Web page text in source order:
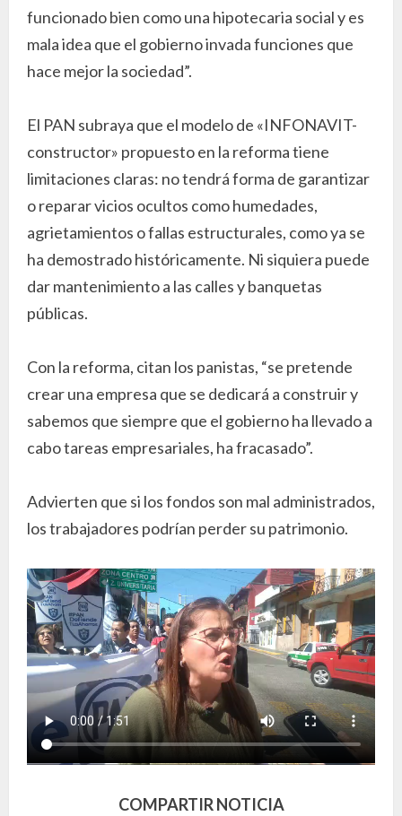
funcionado bien como una hipotecaria social y es
mala idea que el gobierno invada funciones que
hace mejor la sociedad”.
El PAN subraya que el modelo de «INFONAVIT-
constructor» propuesto en la reforma tiene
limitaciones claras: no tendrá forma de garantizar
o reparar vicios ocultos como humedades,
agrietamientos o fallas estructurales, como ya se
ha demostrado históricamente. Ni siquiera puede
dar mantenimiento a las calles y banquetas
públicas.
Con la reforma, citan los panistas, “se pretende
crear una empresa que se dedicará a construir y
sabemos que siempre que el gobierno ha llevado a
cabo tareas empresariales, ha fracasado”.
Advierten que si los fondos son mal administrados,
los trabajadores podrían perder su patrimonio.
COMPARTIR NOTICIA